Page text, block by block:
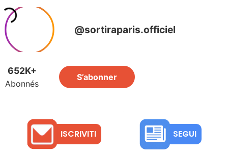
ISCRIVITI SEGUI